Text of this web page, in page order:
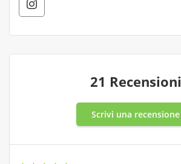
21 Recensioni
Scrivi una recensione